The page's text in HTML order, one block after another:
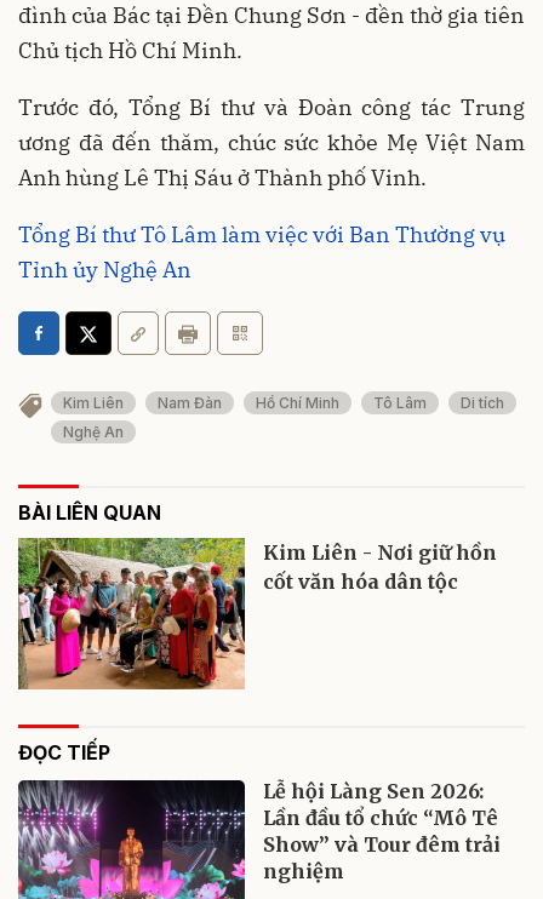
đình của Bác tại Đền Chung Sơn - đền thờ gia tiên
Chủ tịch Hồ Chí Minh.
Trước đó, Tổng Bí thư và Đoàn công tác Trung
ương đã đến thăm, chúc sức khỏe Mẹ Việt Nam
Anh hùng Lê Thị Sáu ở Thành phố Vinh.
Tổng Bí thư Tô Lâm làm việc với Ban Thường vụ
Tỉnh ủy Nghệ An
Kim Liên Nam Đàn Hồ Chí Minh Tô Lâm
Di tích
Nghệ An
BÀI LIÊN QUAN
Kim Liên - Nơi giữ hồn
cốt văn hóa dân tộc
ĐỌC TIẾP
Lễ hội Làng Sen 2026:
Lần đầu tổ chức “Mô Tê
Show” và Tour đêm trải
nghiệm